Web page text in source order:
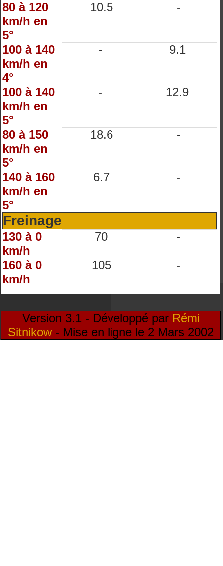
80 à 120
km/h en
5°
10.5 -
100 à 140
km/h en
4°
- 9.1
100 à 140
km/h en
5°
- 12.9
80 à 150
km/h en
5°
18.6 -
140 à 160
km/h en
5°
6.7 -
Freinage
130 à 0
km/h
70 -
160 à 0
km/h
105 -
Version 3.1 - Développé par Rémi
Sitnikow- Mise en ligne le 2 Mars 2002